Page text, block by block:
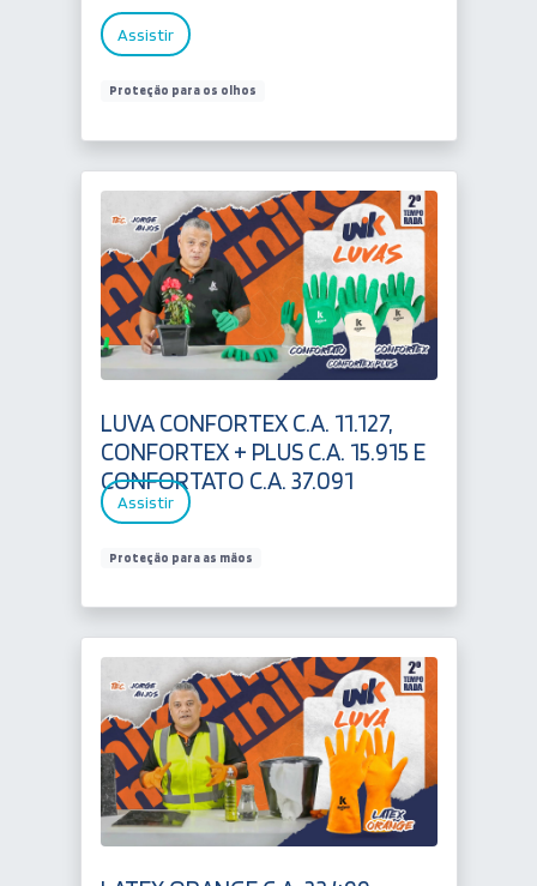
Assistir
Proteção para os olhos
LUVA CONFORTEX C.A. 11.127,
CONFORTEX + PLUS C.A. 15.915 E
CONFORTATO C.A. 37.091
Assistir
Proteção para as mãos